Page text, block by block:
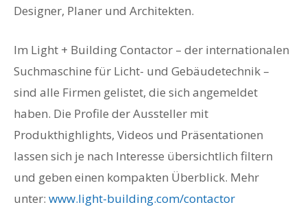
Designer, Planer und Architekten.
Im Light + Building Contactor – der internationalen
Suchmaschine für Licht- und Gebäudetechnik –
sind alle Firmen gelistet, die sich angemeldet
haben. Die Profile der Aussteller mit
Produkthighlights, Videos und Präsentationen
lassen sich je nach Interesse übersichtlich filtern
und geben einen kompakten Überblick. Mehr
unter: www.light-building.com/contactor